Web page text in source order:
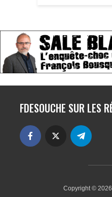
FDESOUCHE SUR LES
Copyright ©